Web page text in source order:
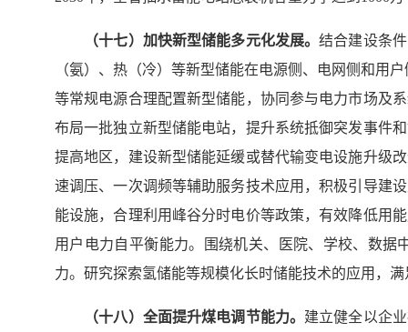
（十七）加快新型储能多元化发展。结合建设条
（氨）、热（冷）等新型储能在电源侧、电网侧和用
等常规电源合理配置新型储能，协同参与电力市场及
布局一批独立新型储能电站，提升系统抵御突发事件
提高地区，建设新型储能延缓或替代输变电设施升级
速调压、一次调频等辅助服务技术应用，积极引导建
能设施，合理利用峰谷分时电价等政策，有效降低用
用户电力自平衡能力。围绕机关、医院、学校、数
力。研究探索氢储能等规模化长时储能技术的应用，
（十八）全面提升煤电调节能力。 建立健全以企